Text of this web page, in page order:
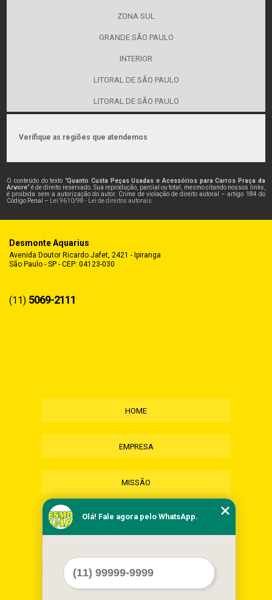
ZONA SUL
GRANDE SÃO PAULO
INTERIOR
LITORAL DE SÃO PAULO
LITORAL DE SÃO PAULO
Verifique as regiões que atendemos
O conteúdo do texto "Quanto Custa Peças Usadas e Acessórios para Carros Praça da
Arvore" é de direito reservado. Sua reprodução, parcial ou total, mesmo citando nossos links,
é proibida sem a autorização do autor. Crime de violação de direito autoral – artigo 184 do
Código Penal –
Lei 9610/98 - Lei de direitos autorais
Desmonte Aquarius
Avenida Doutor Ricardo Jafet, 2421 - Ipiranga
São Paulo - SP - CEP: 04123-030
(11) 5069-2111
HOME
EMPRESA
MISSÃO
SERVIÇOS
MAPA DO SITE
Olá! Fale agora pelo WhatsApp.